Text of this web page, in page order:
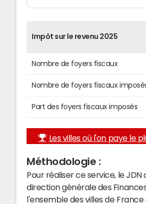
Impôt sur le revenu 2025
Nombre de foyers fiscaux
Nombre de foyers fiscaux
Part des foyers fiscaux imposés
Les villes où l'on paye le
Méthodologie :
Pour réaliser ce service, le
direction générale des
l'ensemble des villes de